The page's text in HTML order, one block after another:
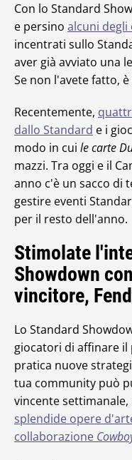
Con lo Standard
e persino alcuni degli
incentrati sullo
aver già avviato una
Se non l'avete fatto,
Recentemente,
dallo Standard e i
modo in cui le carte
mazzi. Tra oggi e il
anno c'è un sacco di
gestire eventi
per il resto dell'anno.
Stimolate
Showdown
vincitore,
Lo Standard
giocatori di affinare
pratica nuove
tua community può
vincente settimanale,
splendide opere
collaborazione